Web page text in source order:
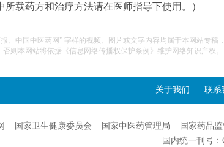
所载药方和治疗方法请在医师指导下使用。）
、中国中医药网” 字样的视频、图片或文字内容均属于本网站专
则本网站将依据《信息网络传播权保护条例》维护网络知识产权。
关于我们 联系
国家卫生健康委员会 国家中医药管理局 国家药品
国内统一刊号